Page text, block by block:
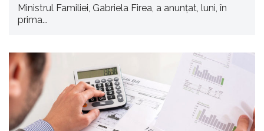
Ministrul Familiei, Gabriela Firea, a anunţat, luni, în
prima...